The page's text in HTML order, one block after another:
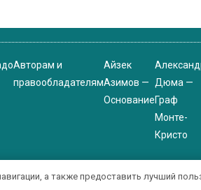
Авторам и
правообладателям
Айзек
Азимов —
Основание
Дюма —
Граф
Монте-
Кристо
а также предоставить лучший